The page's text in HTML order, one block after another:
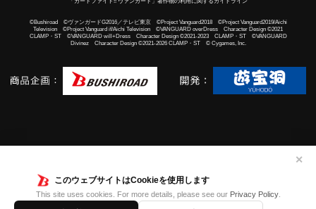
このウェブサイトはCookieを使用します
This site uses cookies. For more details, please see our Privacy Policy.
✕
©Bushiroad ©ヴァンガードG2016／テレビ東京 ©Project Vanguard2018 ©Project Vanguard2019/Aichi
Television ©Project Vanguard if/Aichi Television ©VANGUARD overDress Character Design ©2021
CLAMP・ST ©VANGUARD will+Dress Character Design ©2021-2023 CLAMP・ST ©VANGUARD
Divinez Character Design ©2021-2026 CLAMP・ST © Cygames, Inc.